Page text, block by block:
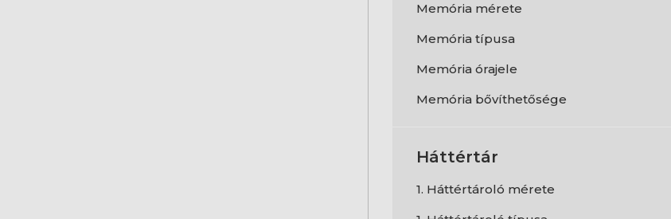
Memória mérete
Memória típusa
Memória órajele
Memória bővíthetősége
Háttértár
1. Háttértároló mérete